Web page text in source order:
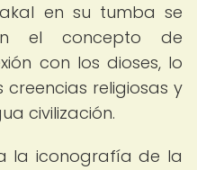
en su tumba se
el concepto de
con los dioses, lo
religiosas y
civilización.
la iconografía de la